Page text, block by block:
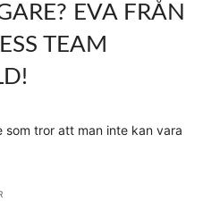
EVA FRÅN
TEAM
tror att man inte kan vara